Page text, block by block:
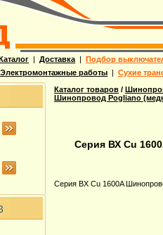
| Доставка | Подбор
Электромонтажные работы | Сухие
Каталог товаров /
Шинопровод Pogliano
Серия ВХ Cu
Серия ВХ Cu 1600A